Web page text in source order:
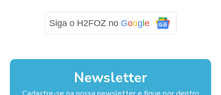
Siga o H2FOZ no Google
Newsletter